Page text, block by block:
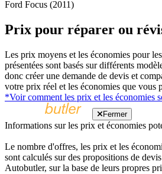
Ford Focus (2011)
Prix pour réparer ou
Les prix moyens et les économies pour
présentées sont basés sur différents
donc créer une demande de devis et
votre prix réel et les économies que vous
*Voir comment les prix et les économies
Fermer
Informations sur les prix et économies
Le nombre d'offres, les prix et les
sont calculés sur des propositions de
Autobutler, sur la base de leurs propres